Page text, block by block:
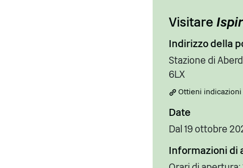
Visitare
Indirizzo della
Stazione di
6LX
Ottieni
Date
Dal 19 ottobre
Informazioni di